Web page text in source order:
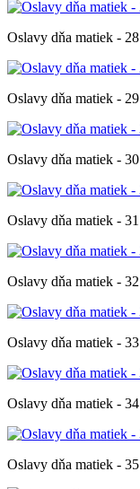
Oslavy dňa matiek - 28
Oslavy dňa matiek - 29
Oslavy dňa matiek - 30
Oslavy dňa matiek - 31
Oslavy dňa matiek - 32
Oslavy dňa matiek - 33
Oslavy dňa matiek - 34
Oslavy dňa matiek - 35